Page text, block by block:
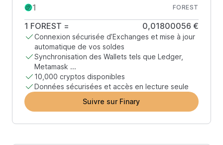
FOREST
1 FOREST = 0,01800056 €
Connexion sécurisée d’Exchanges et mise à jour
automatique de vos soldes
Synchronisation des Wallets tels que Ledger,
Metamask ...
10,000 cryptos disponibles
Données sécurisées et accès en lecture seule
Suivre sur Finary